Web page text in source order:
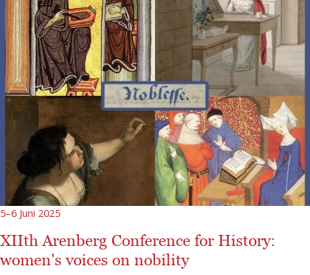
5–6 Juni 2025
XIIth Arenberg Conference for History:
women's voices on nobility